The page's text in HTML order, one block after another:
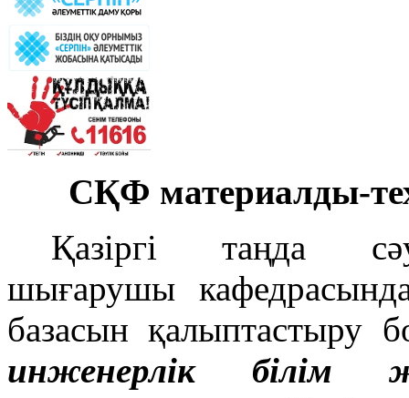
CҚФ материалды-
Қазіргі таңда
шығарушы
базасын қалыптастыру
инженерлік білім